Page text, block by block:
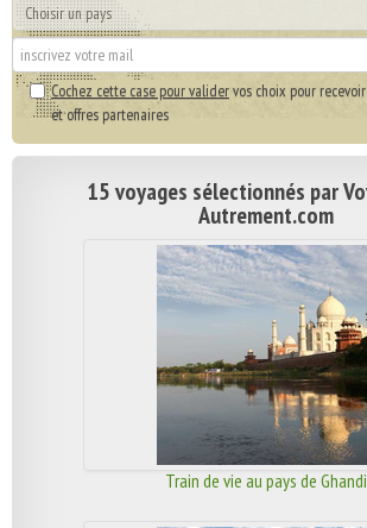
Cochez cette case pour validervos choix pour
et offres partenaires
15 voyages sélectionnés par
Autrement.com
Train de vie au pays de Ghandi